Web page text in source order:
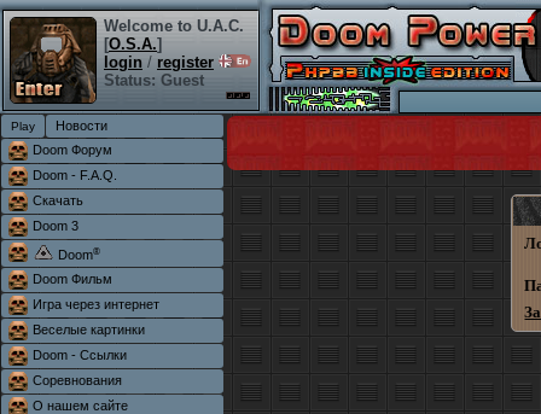
Welcome to U.A.C.
[O.S.A.]
login / register
Status: Guest
Новости
Doom Форум
Doom - F.A.Q.
Скачать
Doom 3
Doom®
Doom Фильм
Игра через интернет
Веселые картинки
Doom - Ссылки
Соревнования
О нашем сайте